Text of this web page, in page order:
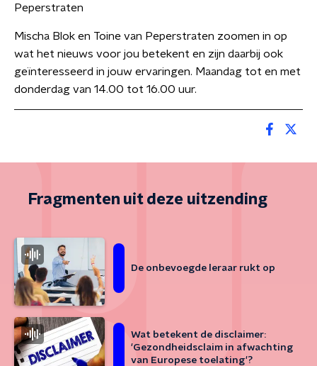
Peperstraten
Mischa Blok en Toine van Peperstraten zoomen in op
wat het nieuws voor jou betekent en zijn daarbij ook
geïnteresseerd in jouw ervaringen. Maandag tot en met
donderdag van 14.00 tot 16.00 uur.
Fragmenten uit deze uitzending
De onbevoegde leraar rukt op
Wat betekent de disclaimer:
'Gezondheidsclaim in afwachting
van Europese toelating'?